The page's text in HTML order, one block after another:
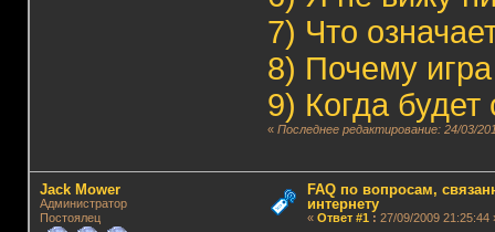
7) Что
8) Почему
9) Когда
«Последнее редактирование: 24/03/
Jack Mower
Администратор
Постоялец
FAQ по вопросам,
интернету
« Ответ #1 : 27/09/2009 21:25:44